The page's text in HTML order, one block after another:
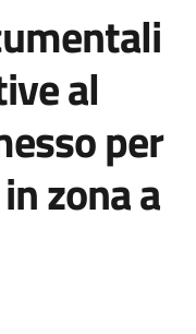
al
per
zona a